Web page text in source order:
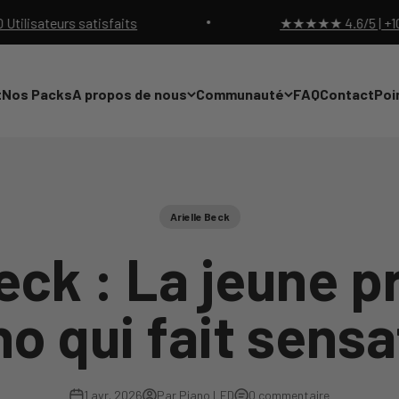
satisfaits ★★★★★ 4.6/5 | +10000
Nos PacksA propos de nous Communauté FAQContact
Arielle Beck
: La jeune
qui fait
1 avr. 2026 Par Piano LED 0 commentaire